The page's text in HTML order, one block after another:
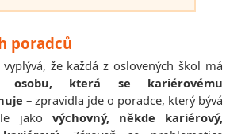
poradců
že každá z oslovených škol má
osobu, která se kariérovému
– zpravidla jde o poradce, který bývá
jako výchovný, někde kariérový,